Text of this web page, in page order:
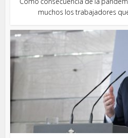
muchos los trabajadores que